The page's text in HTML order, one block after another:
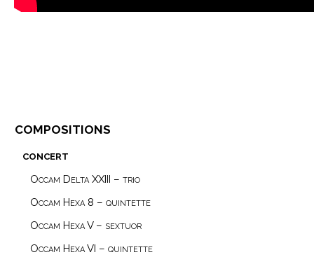
compositions
concert
Occam Hexa VI – quintette
Occam Hexa V – sextuor
Occam Hexa 8 – quintette
Occam Delta XXIII – trio